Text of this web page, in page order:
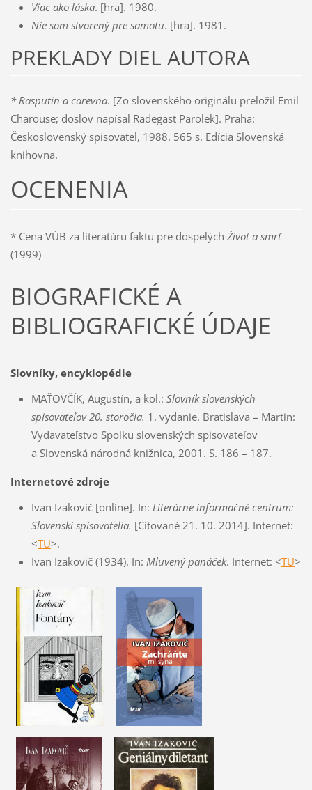
Viac ako láska. [hra]. 1980.
Nie som stvorený pre samotu. [hra]. 1981.
PREKLADY DIEL AUTORA
* Rasputin a carevna. [Zo slovenského originálu preložil Emil
Charouse; doslov napísal Radegast Parolek]. Praha:
Československý spisovatel, 1988. 565 s. Edícia Slovenská
knihovna.
OCENENIA
* Cena VÚB za literatúru faktu pre dospelých Život a smrť
(1999)
BIOGRAFICKÉ A
BIBLIOGRAFICKÉ ÚDAJE
Slovníky, encyklopédie
MAŤOVČÍK, Augustín, a kol.: Slovník slovenských
spisovateľov 20. storočia. 1. vydanie. Bratislava – Martin:
Vydavateľstvo Spolku slovenských spisovateľov
a Slovenská národná knižnica, 2001. S. 186 – 187.
Internetové zdroje
Ivan Izakovič [online]. In: Literárne informačné centrum:
Slovenskí spisovatelia. [Citované 21. 10. 2014]. Internet:
<TU>.
Ivan Izakovič (1934). In: Mluvený panáček. Internet: <TU>